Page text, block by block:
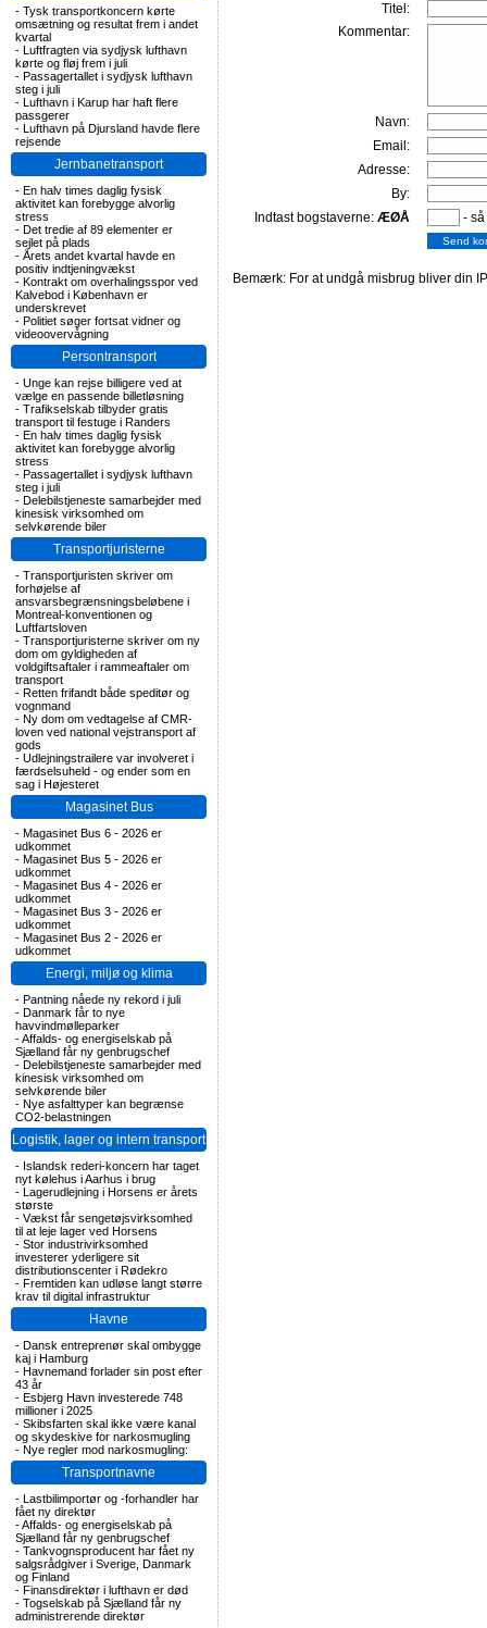
- Tysk transportkoncern kørte
omsætning og resultat frem i andet
kvartal
- Luftfragten via sydjysk lufthavn
kørte og fløj frem i juli
- Passagertallet i sydjysk lufthavn
steg i juli
- Lufthavn i Karup har haft flere
passgerer
- Lufthavn på Djursland havde flere
rejsende
Jernbanetransport
- En halv times daglig fysisk
aktivitet kan forebygge alvorlig
stress
- Det tredie af 89 elementer er
sejlet på plads
- Årets andet kvartal havde en
positiv indtjeningvækst
- Kontrakt om overhalingsspor ved
Kalvebod i København er
underskrevet
- Politiet søger fortsat vidner og
videoovervågning
Persontransport
- Unge kan rejse billigere ved at
vælge en passende billetløsning
- Trafikselskab tilbyder gratis
transport til festuge i Randers
- En halv times daglig fysisk
aktivitet kan forebygge alvorlig
stress
- Passagertallet i sydjysk lufthavn
steg i juli
- Delebilstjeneste samarbejder med
kinesisk virksomhed om
selvkørende biler
Transportjuristerne
- Transportjuristen skriver om
forhøjelse af
ansvarsbegrænsningsbeløbene i
Montreal-konventionen og
Luftfartsloven
- Transportjuristerne skriver om ny
dom om gyldigheden af
voldgiftsaftaler i rammeaftaler om
transport
- Retten frifandt både speditør og
vognmand
- Ny dom om vedtagelse af CMR-
loven ved national vejstransport af
gods
- Udlejningstrailere var involveret i
færdselsuheld - og ender som en
sag i Højesteret
Magasinet Bus
- Magasinet Bus 6 - 2026 er
udkommet
- Magasinet Bus 5 - 2026 er
udkommet
- Magasinet Bus 4 - 2026 er
udkommet
- Magasinet Bus 3 - 2026 er
udkommet
- Magasinet Bus 2 - 2026 er
udkommet
Energi, miljø og klima
- Pantning nåede ny rekord i juli
- Danmark får to nye
havvindmølleparker
-Affalds- og energiselskab på
Sjælland får ny genbrugschef
- Delebilstjeneste samarbejder med
kinesisk virksomhed om
selvkørende biler
- Nye asfalttyper kan begrænse
CO2-belastningen
Logistik, lager og intern transport
- Islandsk rederi-koncern har taget
nyt kølehus i Aarhus i brug
- Lagerudlejning i Horsens er årets
største
- Vækst får sengetøjsvirksomhed
til at leje lager ved Horsens
- Stor industrivirksomhed
investerer yderligere sit
distributionscenter i Rødekro
- Fremtiden kan udløse langt større
krav til digital infrastruktur
Havne
- Dansk entreprenør skal ombygge
kaj i Hamburg
- Havnemand forlader sin post efter
43 år
- Esbjerg Havn investerede 748
millioner i 2025
- Skibsfarten skal ikke være kanal
og skydeskive for narkosmugling
- Nye regler mod narkosmugling:
Transportnavne
- Lastbilimportør og -forhandler har
fået ny direktør
-Affalds- og energiselskab på
Sjælland får ny genbrugschef
- Tankvognsproducent har fået ny
salgsrådgiver i Sverige, Danmark
og Finland
- Finansdirektør i lufthavn er død
- Togselskab på Sjælland får ny
administrerende direktør
Titel:
Kommentar:
Navn:
Email:
Adresse:
By:
Indtast bogstaverne: ÆØÅ -
Bemærk: For at undgå misbrug bliver din